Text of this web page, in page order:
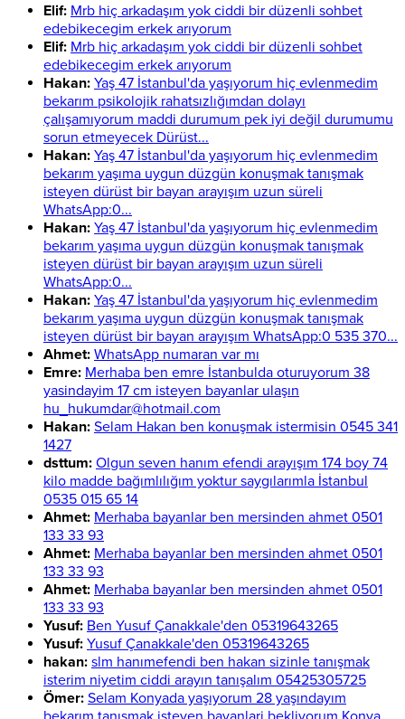
Elif: Mrb hiç arkadaşım yok ciddi bir düzenli sohbet
edebikecegim erkek arıyorum
Elif: Mrb hiç arkadaşım yok ciddi bir düzenli sohbet
edebikecegim erkek arıyorum
Hakan: Yaş 47 İstanbul'da yaşıyorum hiç evlenmedim
bekarım psikolojik rahatsızlığımdan dolayı
çalışamıyorum maddi durumum pek iyi değil durumumu
sorun etmeyecek Dürüst...
Hakan: Yaş 47 İstanbul'da yaşıyorum hiç evlenmedim
bekarım yaşıma uygun düzgün konuşmak tanışmak
isteyen dürüst bir bayan arayışım uzun süreli
WhatsApp:0...
Hakan: Yaş 47 İstanbul'da yaşıyorum hiç evlenmedim
bekarım yaşıma uygun düzgün konuşmak tanışmak
isteyen dürüst bir bayan arayışım uzun süreli
WhatsApp:0...
Hakan: Yaş 47 İstanbul'da yaşıyorum hiç evlenmedim
bekarım yaşıma uygun düzgün konuşmak tanışmak
isteyen dürüst bir bayan arayışım WhatsApp:0 535 370...
Ahmet: WhatsApp numaran var mı
Emre: Merhaba ben emre İstanbulda oturuyorum 38
yasindayim 17 cm isteyen bayanlar ulaşın
hu_hukumdar@hotmail.com
Hakan: Selam Hakan ben konuşmak istermisin 0545 341
1427
dsttum: Olgun seven hanım efendi arayışım 174 boy 74
kilo madde bağımlılığım yoktur saygılarımla İstanbul
0535 015 65 14
Ahmet: Merhaba bayanlar ben mersinden ahmet 0501
133 33 93
Ahmet: Merhaba bayanlar ben mersinden ahmet 0501
133 33 93
Ahmet: Merhaba bayanlar ben mersinden ahmet 0501
133 33 93
Yusuf: Ben Yusuf Çanakkale'den 05319643265
Yusuf: Yusuf Çanakkale'den 05319643265
hakan: slm hanımefendi ben hakan sizinle tanışmak
isterim niyetim ciddi arayın tanışalım 05425305725
Ömer: Selam Konyada yaşıyorum 28 yaşındayım